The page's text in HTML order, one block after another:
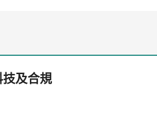
及合規